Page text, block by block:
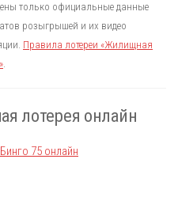
только официальные данные
розыгрышей и их видео
Правила лотереи «Жилищная
.
лотерея онлайн